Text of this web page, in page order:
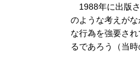
1988年に出版さ
のような考えが
な行為を強要さ
るであろう（当